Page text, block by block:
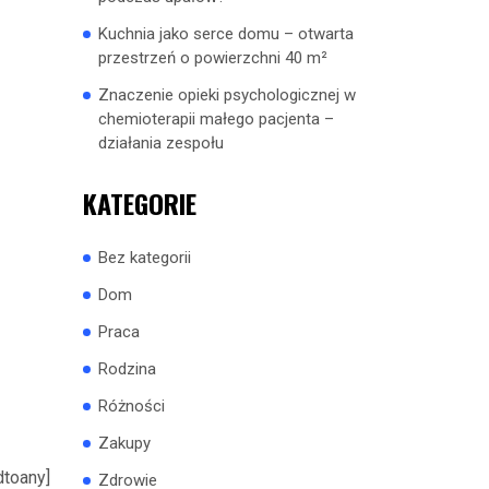
Kuchnia jako serce domu – otwarta
przestrzeń o powierzchni 40 m²
Znaczenie opieki psychologicznej w
chemioterapii małego pacjenta –
działania zespołu
KATEGORIE
Bez kategorii
Dom
Praca
Rodzina
Różności
Zakupy
Zdrowie